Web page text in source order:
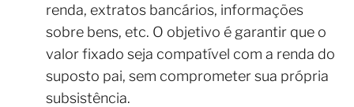
renda, extratos bancários, informações
sobre bens, etc. O objetivo é garantir que o
valor fixado seja compatível com a renda do
suposto pai, sem comprometer sua própria
subsistência.